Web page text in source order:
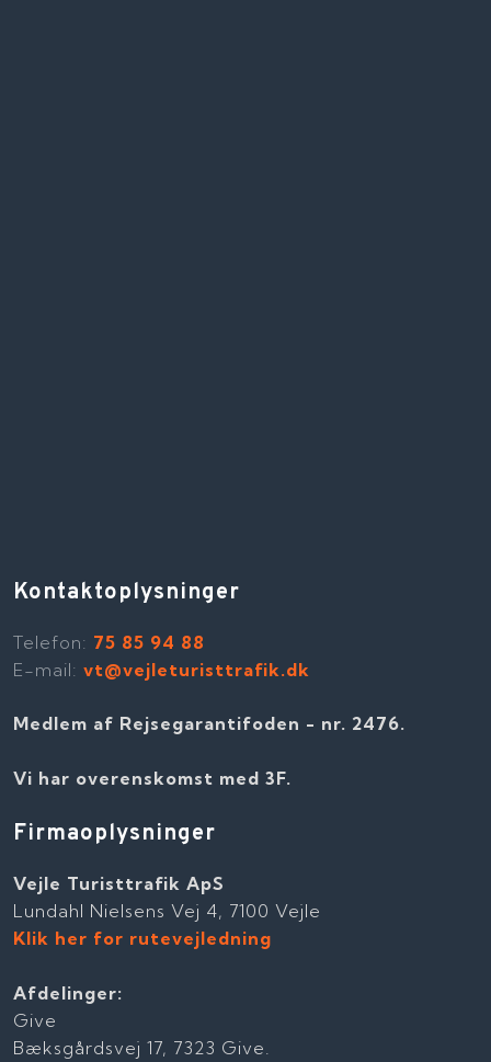
Kontaktoplysninger
Telefon​: 75 85 94 88
E-mail:vt@vejleturisttrafik.dk
Medlem af Rejsegarantifoden - nr. 2476​​.
Vi har overenskomst med 3F.
Firmaoplysninger
Vejle Turisttrafik ApS
Lundahl Nielsens Vej 4, 7100 Vejle
Klik her for rutevejledning
Afdelinger:
Give
Bæksgårdsvej 17, 7323 Give.